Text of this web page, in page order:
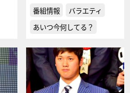
番組情報
バラエティ
あいつ今何してる？